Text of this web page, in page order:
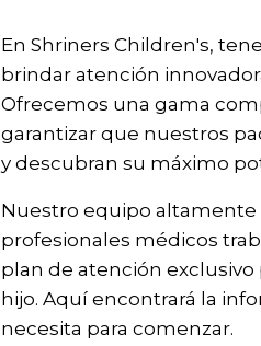
En Shriners Children's,
brindar atención
Ofrecemos una gama
garantizar que nuestros
y descubran su máximo
Nuestro equipo altamente
profesionales médicos
plan de atención exclusivo
hijo. Aquí encontrará la
necesita para comenzar.